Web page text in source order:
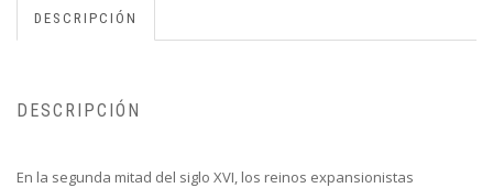
DESCRIPCIÓN
DESCRIPCIÓN
En la segunda mitad del siglo XVI, los reinos expansionistas